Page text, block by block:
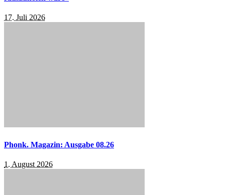
17. Juli 2026
Phonk. Magazin: Ausgabe 08.26
1. August 2026